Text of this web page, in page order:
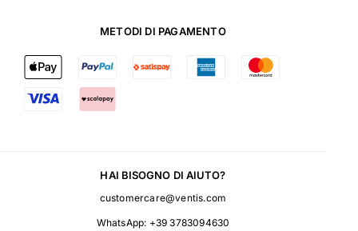
METODI DI PAGAMENTO
HAI BISOGNO DI AIUTO?
customercare@ventis.com
WhatsApp: +39 3783094630